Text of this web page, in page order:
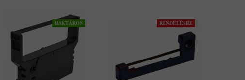
RAKTÁRON RENDELÉSRE